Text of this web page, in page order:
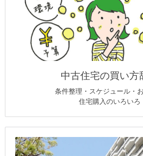
中古住宅の買い方
条件整理・スケジュール・
住宅購入のいろいろ